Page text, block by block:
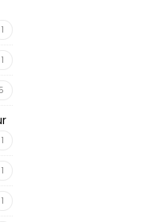
1
1
5
1
1
1